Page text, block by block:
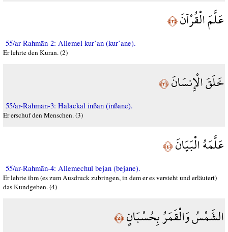
عَلَّمَ الْقُرْآنَ﴿٢﴾
55/ar-Rahmān-2: Allemel kur’an (kur’ane).
Er lehrte den Kuran. (2)
خَلَقَ الْإِنسَانَ﴿٣﴾
55/ar-Rahmān-3: Halackal inßan (inßane).
Er erschuf den Menschen. (3)
عَلَّمَهُ الْبَيَانَ﴿٤﴾
55/ar-Rahmān-4: Allemechul bejan (bejane).
Er lehrte ihm (es zum Ausdruck zubringen, in dem er es versteht und erläutert)
das Kundgeben. (4)
الشَّمْسُ وَالْقَمَرُ بِحُسْبَانٍ﴿٥﴾